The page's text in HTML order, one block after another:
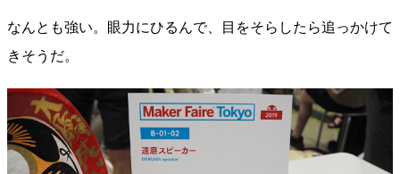
なんとも強い。眼力にひるんで、目をそらしたら追っかけて
きそうだ。